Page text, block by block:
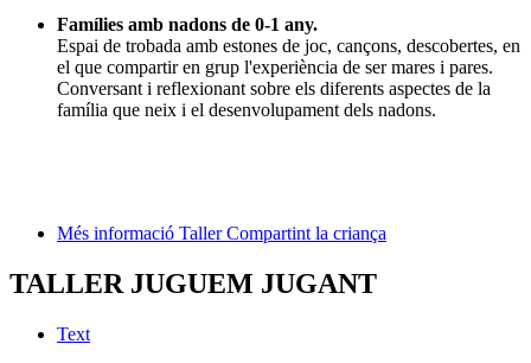
Famílies amb nadons de 0-1 any.
Espai de trobada amb estones de joc, cançons, descobertes, en
el que compartir en grup l'experiència de ser mares i pares.
Conversant i reflexionant sobre els diferents aspectes de la
família que neix i el desenvolupament dels nadons.
Més informació Taller Compartint la criança
TALLER JUGUEM JUGANT
Text